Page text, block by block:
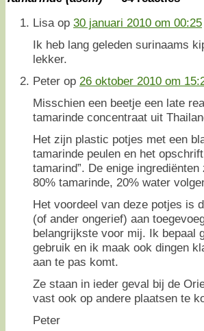
Lisa op 30 januari 2010 om 00:25
Ik heb lang geleden surinaams
lekker.
Peter op 26 oktober 2010 om
Misschien een beetje een late
tamarinde concentraat uit
Het zijn plastic potjes met een
tamarinde peulen en het
tamarind”. De enige
80% tamarinde, 20% water
Het voordeel van deze potjes is
(of ander ongerief) aan
belangrijkste voor mij. Ik bepaal
gebruik en ik maak ook dingen
aan te pas komt.
Ze staan in ieder geval bij de
vast ook op andere plaatsen te
Peter